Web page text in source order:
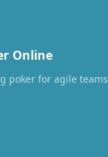
Online
poker for agile teams